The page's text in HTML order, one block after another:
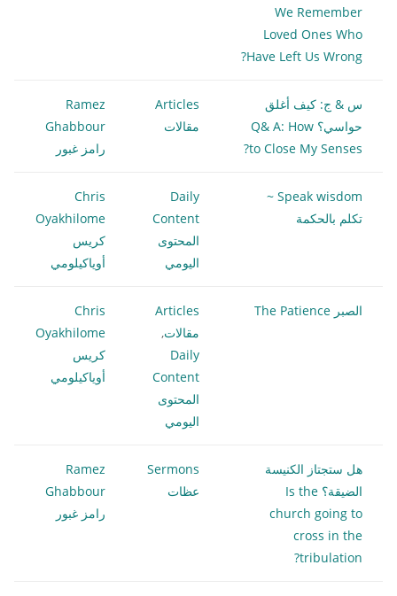
We Remember
Loved Ones Who
Have Left Us Wrong?
س & ج: كيف أغلق
حواسي؟ Q& A: How
to Close My Senses?
Articles
مقالات
Ramez
Ghabbour
رامز غبور
Speak wisdom ~
تكلم بالحكمة
Daily
Content
المحتوى
اليومي
Chris
Oyakhilome
كريس
أوياكيلومي
الصبر The Patience
Articles
مقالات,
Daily
Content
المحتوى
اليومي
Chris
Oyakhilome
كريس
أوياكيلومي
هل ستجتاز الكنيسة
الضيقة؟ Is the
church going to
cross in the
tribulation?
Sermons
عظات
Ramez
Ghabbour
رامز غبور